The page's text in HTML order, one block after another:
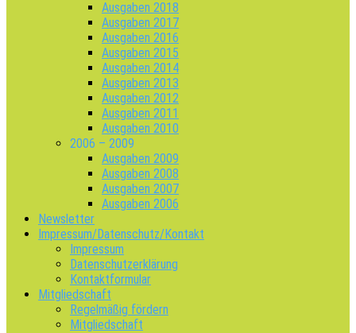
Ausgaben 2018
Ausgaben 2017
Ausgaben 2016
Ausgaben 2015
Ausgaben 2014
Ausgaben 2013
Ausgaben 2012
Ausgaben 2011
Ausgaben 2010
2006 – 2009
Ausgaben 2009
Ausgaben 2008
Ausgaben 2007
Ausgaben 2006
Newsletter
Impressum/Datenschutz/Kontakt
Impressum
Datenschutzerklärung
Kontaktformular
Mitgliedschaft
Regelmäßig fördern
Mitgliedschaft